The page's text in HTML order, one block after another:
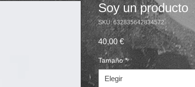
Soy un producto
SKU: 632835642834572
40,00 €Precio
Tamaño *
Elegir